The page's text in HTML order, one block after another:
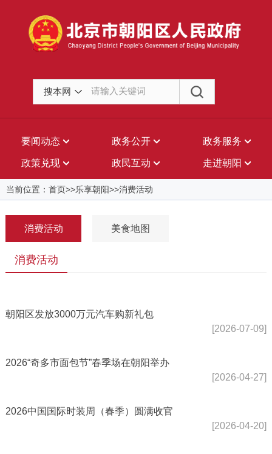
搜本网
要闻动态 政务公开 政务服务
政策兑现 政民互动 走进朝阳
当前位置：首页>>乐享朝阳>>消费活动
消费活动 美食地图
消费活动
[2026-07-09]
朝阳区发放3000万元汽车购新礼包
[2026-04-27]
2026“奇多市面包节”春季场在朝阳举办
[2026-04-20]
2026中国国际时装周（春季）圆满收官